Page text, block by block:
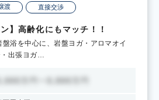
渡 直接交渉
】高齢化にもマッチ！！
浴を中心に、岩盤ヨガ・アロマオイ
・出張ヨガ…